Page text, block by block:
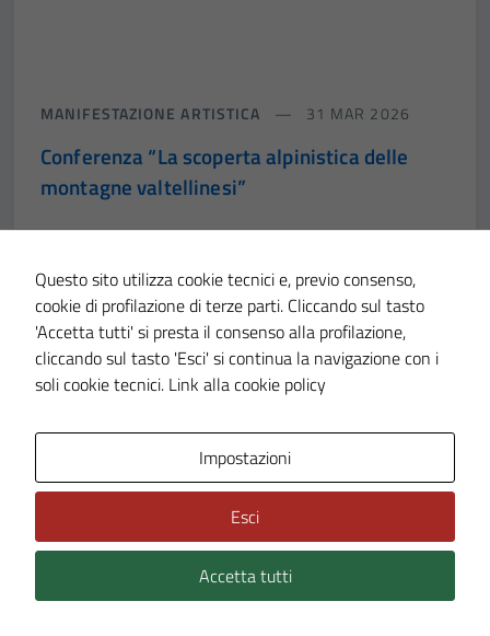
MANIFESTAZIONE ARTISTICA 31 MAR 2026
Conferenza “La scoperta alpinistica delle
montagne valtellinesi”
MANIFESTAZIONE ARTISTICA 30 MAR 2026
Conferenza “La Grande Guerra 1915-1918 –
I socialisti valtellinesi tra pacifismo e amor
di patria”
Questo sito utilizza cookie tecnici e, previo consenso,
cookie di profilazione di terze parti. Cliccando sul tasto
'Accetta tutti' si presta il consenso alla profilazione,
cliccando sul tasto 'Esci' si continua la navigazione con i
soli cookie tecnici. Link alla cookie policy
Impostazioni
Esci
Accetta tutti